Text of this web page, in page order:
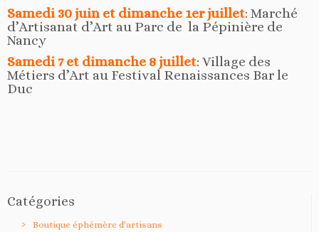
Samedi 30 juin et dimanche 1er juillet: Marché
d’Artisanat d’Art au Parc de la Pépinière de
Nancy
Samedi 7 et dimanche 8 juillet: Village des
Métiers d’Art au Festival Renaissances Bar le
Duc
Catégories
Boutique éphémère d'artisans